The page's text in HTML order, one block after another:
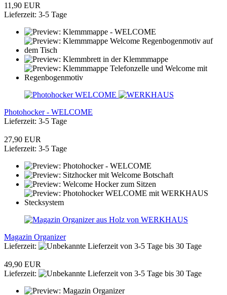
11,90 EUR
Lieferzeit: 3-5 Tage
Photohocker - WELCOME
Lieferzeit: 3-5 Tage
27,90 EUR
Lieferzeit: 3-5 Tage
Magazin Organizer
Lieferzeit:
von 3-5 Tage bis 30 Tage
49,90 EUR
Lieferzeit:
von 3-5 Tage bis 30 Tage